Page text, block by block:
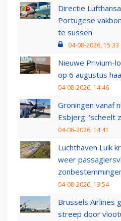
Directie
Portugese
te sussen
04-08-2026, 15:33
Nieuwe Privium-
op 6 augustus
04-08-2026, 14:46
Groningen vanaf
Esbjerg: 'scheelt
04-08-2026, 14:41
Luchthaven Luik
weer
04-08-2026, 13:54
Brussels Airlines
streep door